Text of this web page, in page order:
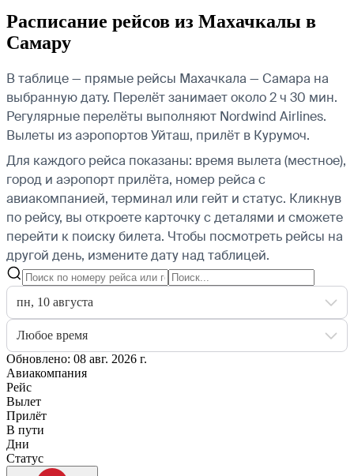
Расписание рейсов из Махачкалы в
Самару
В таблице — прямые рейсы Махачкала — Самара на
выбранную дату. Перелёт занимает около 2 ч 30 мин.
Регулярные перелёты выполняют Nordwind Airlines.
Вылеты из аэропортов Уйташ, прилёт в Курумоч.
Для каждого рейса показаны: время вылета (местное),
город и аэропорт прилёта, номер рейса с
авиакомпанией, терминал или гейт и статус. Кликнув
по рейсу, вы откроете карточку с деталями и сможете
перейти к поиску билета. Чтобы посмотреть рейсы на
другой день, измените дату над таблицей.
пн, 10 августа
Любое время
Обновлено: 08 авг. 2026 г.
Авиакомпания
Рейс
Вылет
Прилёт
В пути
Дни
Статус